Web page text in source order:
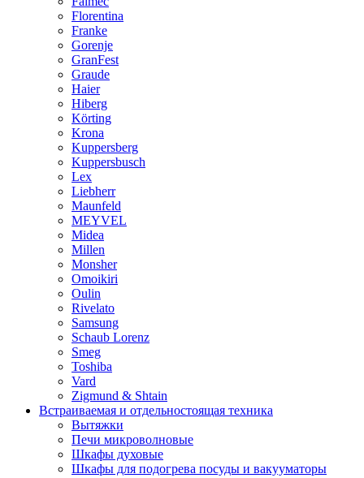
Florentina
Franke
Gorenje
GranFest
Graude
Haier
Hiberg
Körting
Krona
Kuppersberg
Kuppersbusch
Lex
Liebherr
Maunfeld
MEYVEL
Midea
Millen
Monsher
Omoikiri
Oulin
Rivelato
Samsung
Schaub Lorenz
Smeg
Toshiba
Vard
Zigmund & Shtain
Встраиваемая и отдельностоящая техника
Вытяжки
Печи микроволновые
Шкафы духовые
Шкафы для подогрева посуды и вакууматоры